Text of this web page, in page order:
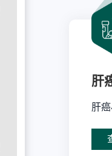
肝
肝